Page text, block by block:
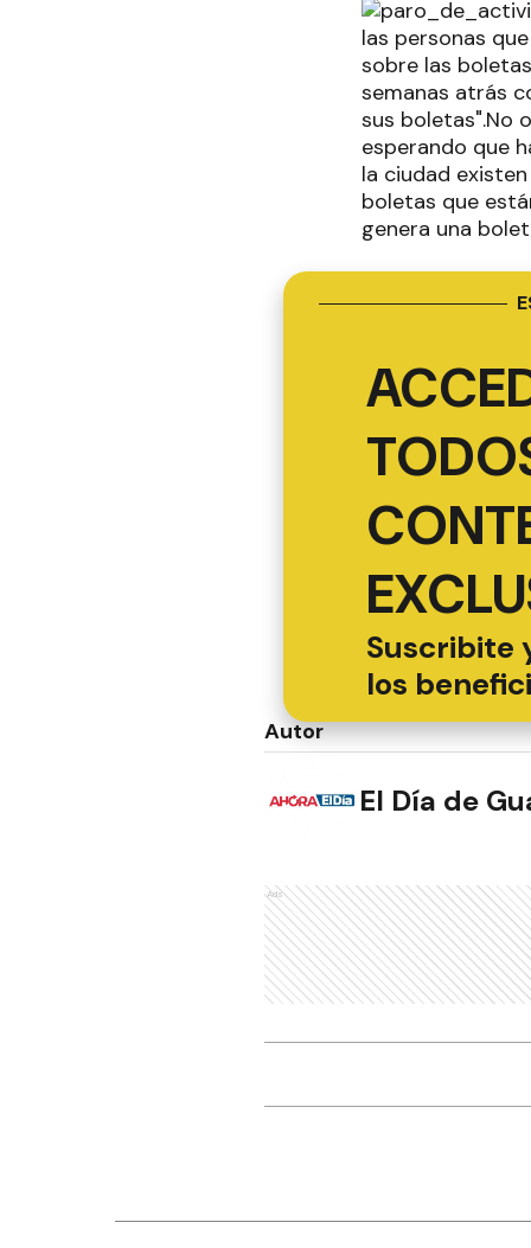
las personas
sobre las
semanas atrás
sus boletas".No
esperando que
la ciudad
boletas que
genera una
Suscribite
los
Autor
El Día de
Ads